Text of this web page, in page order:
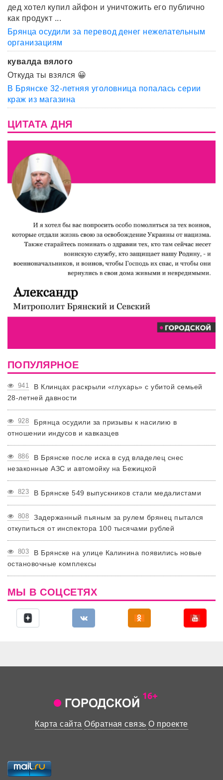
дед хотел купил айфон и уничтожить его публично
как продукт ...
Брянца осудили за перевод денег нежелательным
организациям
кувалда вялого
Откуда ты взялся 😀
В Брянске 32-летняя уголовница попалась серии
краж из магазина
ЦИТАТА ДНЯ
ПОПУЛЯРНОЕ
941
В Клинцах раскрыли «глухарь» с убитой семьей
28-летней давности
928
Брянца осудили за призывы к насилию в
отношении индусов и кавказцев
886
В Брянске после иска в суд владелец снес
незаконные АЗС и автомойку на Бежицкой
823 В Брянске 549 выпускников стали медалистами
808
Задержанный пьяным за рулем брянец пытался
откупиться от инспектора 100 тысячами рублей
803
В Брянске на улице Калинина появились новые
остановочные комплексы
МЫ В СОЦСЕТЯХ
Карта сайта Обратная связь О проекте